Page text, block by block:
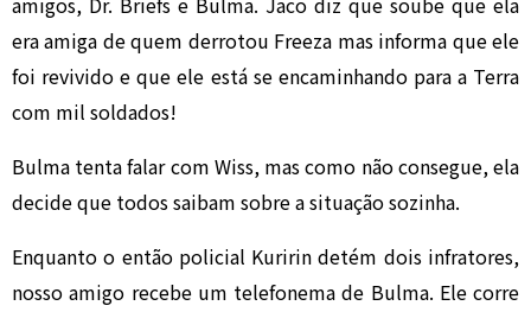
era amiga de quem derrotou Freeza mas informa que ele
foi revivido e que ele está se encaminhando para a Terra
com mil soldados!
Bulma tenta falar com Wiss, mas como não consegue, ela
decide que todos saibam sobre a situação sozinha.
Enquanto o então policial Kuririn detém dois infratores,
nosso amigo recebe um telefonema de Bulma. Ele corre